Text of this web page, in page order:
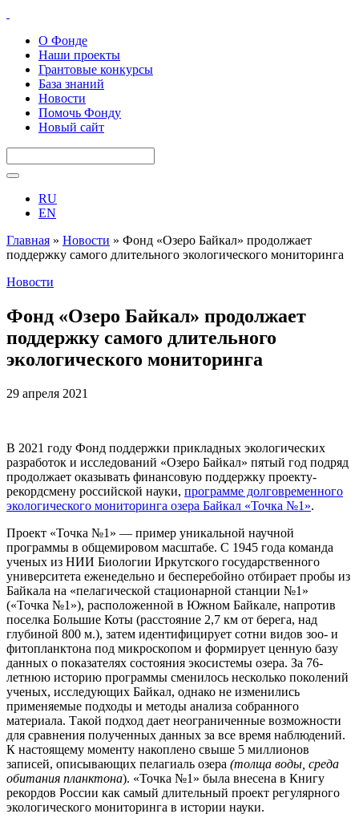
О Фонде
Наши проекты
Грантовые конкурсы
База знаний
Новости
Помочь Фонду
Новый сайт
RU
EN
Главная » Новости » Фонд «Озеро Байкал» продолжает
поддержку самого длительного экологического мониторинга
Новости
Фонд «Озеро Байкал» продолжает
поддержку самого длительного
экологического мониторинга
29 апреля 2021
В 2021 году Фонд поддержки прикладных экологических
разработок и исследований «Озеро Байкал» пятый год подряд
продолжает оказывать финансовую поддержку проекту-
рекордсмену российской науки, программе долговременного
экологического мониторинга озера Байкал «Точка №1».
Проект «Точка №1» — пример уникальной научной
программы в общемировом масштабе. С 1945 года команда
ученых из НИИ Биологии Иркутского государственного
университета еженедельно и бесперебойно отбирает пробы из
Байкала на «пелагической стационарной станции №1»
(«Точка №1»), расположенной в Южном Байкале, напротив
поселка Большие Коты (расстояние 2,7 км от берега, над
глубиной 800 м.), затем идентифицирует сотни видов зоо- и
фитопланктона под микроскопом и формирует ценную базу
данных о показателях состояния экосистемы озера. За 76-
летнюю историю программы сменилось несколько поколений
ученых, исследующих Байкал, однако не изменились
применяемые подходы и методы анализа собранного
материала. Такой подход дает неограниченные возможности
для сравнения полученных данных за все время наблюдений.
К настоящему моменту накоплено свыше 5 миллионов
записей, описывающих пелагиаль озера (толща воды, среда
обитания планктона). «Точка №1» была внесена в Книгу
рекордов России как самый длительный проект регулярного
экологического мониторинга в истории науки.